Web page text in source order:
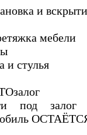
и
мебели
и стулья
под